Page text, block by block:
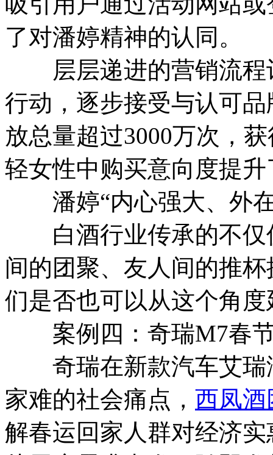
了对潘婷精神的认同。
层层递进的营销流程
行动，逐步接受与认可
放总量超过3000万次，
轻女性中购买意向度提升
潘婷“内心强大、外在
白酒行业传承的不仅
间的团聚、友人间的推
们是否也可以从这个角
案例四：奇瑞M7春节
奇瑞在新款汽车艾瑞
家难的社会痛点， 西凤酒
解春运回家人群对经济